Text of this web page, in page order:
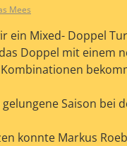
Mees
ein Mixed- Doppel
Doppel mit einem
Saison bei
konnte Markus